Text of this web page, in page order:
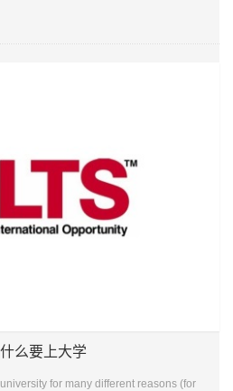
么要上大学
for many different reasons (for